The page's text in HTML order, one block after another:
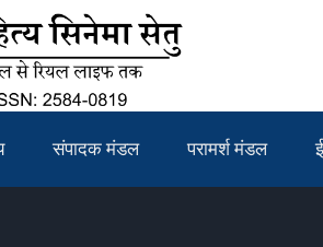
संपादक मंडल परामर्श मंडल